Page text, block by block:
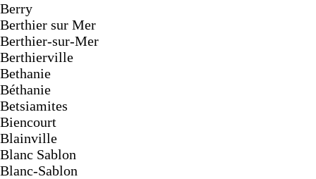
Berry
Berthier sur Mer
Berthier-sur-Mer
Berthierville
Bethanie
Béthanie
Betsiamites
Biencourt
Blainville
Blanc Sablon
Blanc-Sablon